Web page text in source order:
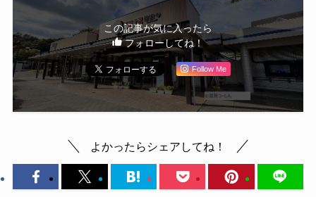
この記事が気に入ったら
フォローしてね！
Follow Me
よかったらシェアしてね！